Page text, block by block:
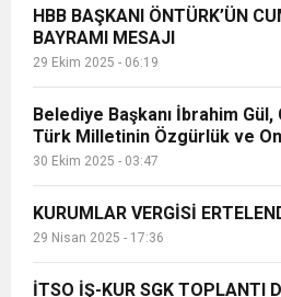
HBB BAŞKANI ÖNTÜRK’ÜN
BAYRAMI MESAJI
29 Ekim 2025 - 06:19
Belediye Başkanı İbrahim
Türk Milletinin Özgürlük ve
30 Ekim 2025 - 03:47
KURUMLAR VERGİSİ
29 Nisan 2025 - 17:36
İTSO İŞ-KUR SGK TOPLANTI